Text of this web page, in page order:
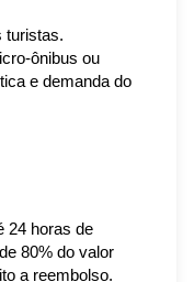
turistas.
ônibus ou
e demanda do
80% do valor
a reembolso.